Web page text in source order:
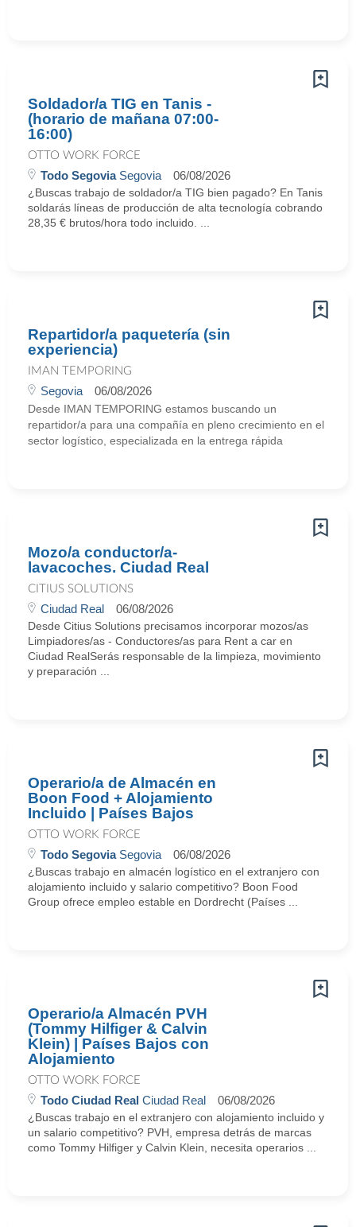
Soldador/a TIG en Tanis -
(horario de mañana 07:00-
16:00)
OTTO WORK FORCE
Todo SegoviaSegovia 06/08/2026
¿Buscas trabajo de soldador/a TIG bien pagado? En Tanis
soldarás líneas de producción de alta tecnología cobrando
28,35 € brutos/hora todo incluido. ...
Repartidor/a paquetería (sin
experiencia)
IMAN TEMPORING
Segovia 06/08/2026
Desde IMAN TEMPORING estamos buscando un
repartidor/a para una compañía en pleno crecimiento en el
sector logístico, especializada en la entrega rápida
Mozo/a conductor/a-
lavacoches. Ciudad Real
CITIUS SOLUTIONS
Ciudad Real 06/08/2026
Desde Citius Solutions precisamos incorporar mozos/as
Limpiadores/as - Conductores/as para Rent a car en
Ciudad RealSerás responsable de la limpieza, movimiento
y preparación ...
Operario/a de Almacén en
Boon Food + Alojamiento
Incluido | Países Bajos
OTTO WORK FORCE
Todo SegoviaSegovia 06/08/2026
¿Buscas trabajo en almacén logístico en el extranjero con
alojamiento incluido y salario competitivo? Boon Food
Group ofrece empleo estable en Dordrecht (Países ...
Operario/a Almacén PVH
(Tommy Hilfiger & Calvin
Klein) | Países Bajos con
Alojamiento
OTTO WORK FORCE
Todo Ciudad Real Ciudad Real 06/08/2026
¿Buscas trabajo en el extranjero con alojamiento incluido y
un salario competitivo? PVH, empresa detrás de marcas
como Tommy Hilfiger y Calvin Klein, necesita operarios ...